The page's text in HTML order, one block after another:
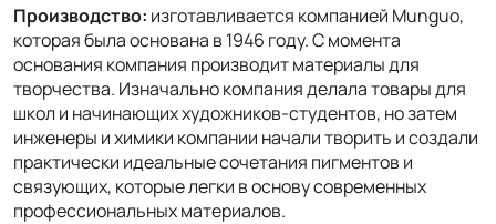
Производство: изготавливается компанией Munguo,
которая была основана в 1946 году. С момента
основания компания производит материалы для
творчества. Изначально компания делала товары для
школ и начинающих художников-студентов, но затем
инженеры и химики компании начали творить и создали
практически идеальные сочетания пигментов и
связующих, которые легки в основу современных
профессиональных материалов.